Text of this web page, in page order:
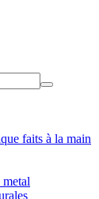
faits à la main